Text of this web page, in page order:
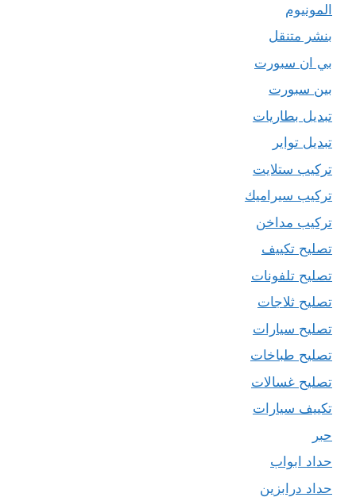
المونيوم
بنشر متنقل
بي ان سبورت
بين سبورت
تبديل بطاريات
تبديل تواير
تركيب ستلايت
تركيب سيراميك
تركيب مداخن
تصليح تكييف
تصليح تلفونات
تصليح ثلاجات
تصليح سيارات
تصليح طباخات
تصليح غسالات
تكييف سيارات
حبر
حداد ابواب
حداد درابزين